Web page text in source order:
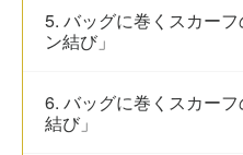
5. バッグに巻くスカー
ン結び」
6. バッグに巻くスカー
結び」